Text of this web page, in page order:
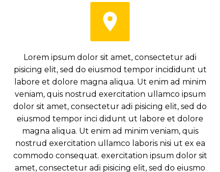


Lorem ipsum dolor sit amet, consectetur adi
pisicing elit, sed do eiusmod tempor incididunt ut
labore et dolore magna aliqua. Ut enim ad minim
veniam, quis nostrud exercitation ullamco ipsum
dolor sit amet, consectetur adi pisicing elit, sed do
eiusmod tempor inci didunt ut labore et dolore
magna aliqua. Ut enim ad minim veniam, quis
nostrud exercitation ullamco laboris nisi ut ex ea
commodo consequat. exercitation ipsum dolor sit
amet, consectetur adi pisicing elit, sed do eiusmo